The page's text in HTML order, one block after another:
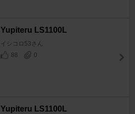
Yupiteru LS1100L
イシコロ53さん
88
0
Yupiteru LS1100L